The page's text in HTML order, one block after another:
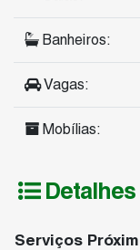
Banheiros:
Vagas:
Mobílias:
Serviços